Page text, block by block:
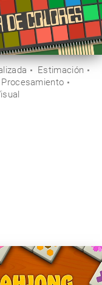
Estimación